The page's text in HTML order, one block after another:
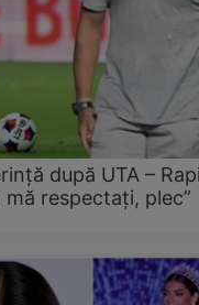
după UTA –
respectați, plec”